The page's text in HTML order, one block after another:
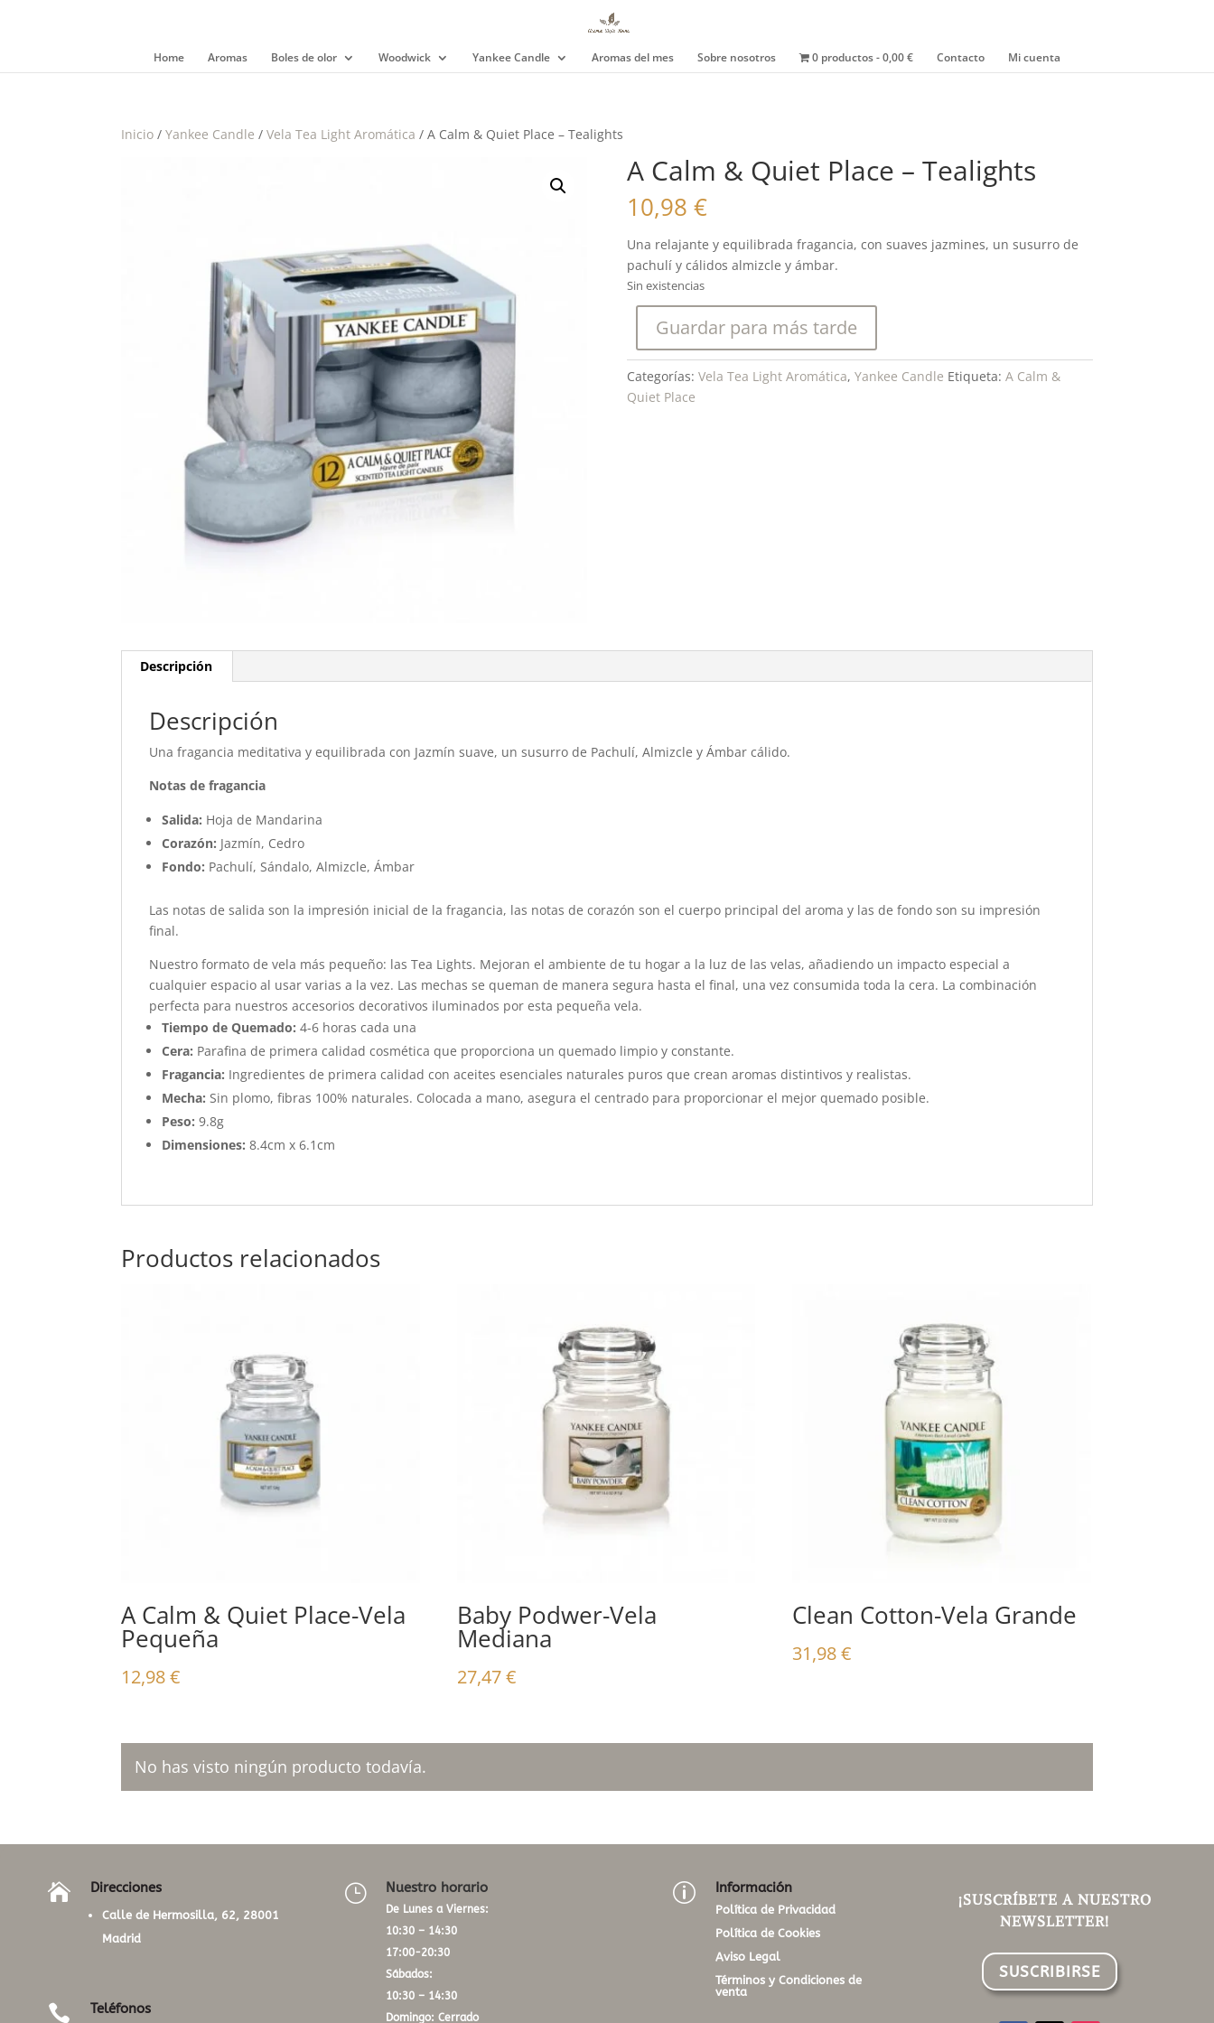
Home Aromas Boles de olor Woodwick Yankee Candle Aromas del mes Sobre nosotros 0 productos 0,00 € Contacto Mi cuenta
Inicio /Yankee Candle /Vela Tea Light Aromática / A Calm & Quiet Place – Tealights
A Calm & Quiet Place – Tealights
10,98 €
Una relajante y equilibrada fragancia, con suaves jazmines, un susurro de
pachulí y cálidos almizcle y ámbar.
Sin existencias
Guardar para más tarde
Categorías: Vela Tea Light Aromática, Yankee Candle Etiqueta: A Calm &
Quiet Place
Descripción
Descripción
Una fragancia meditativa y equilibrada con Jazmín suave, un susurro de Pachulí, Almizcle y Ámbar cálido.
Notas de fragancia
Salida: Hoja de Mandarina
Corazón: Jazmín, Cedro
Fondo: Pachulí, Sándalo, Almizcle, Ámbar
Las notas de salida son la impresión inicial de la fragancia, las notas de corazón son el cuerpo principal del aroma y las de fondo son su impresión
final.
Nuestro formato de vela más pequeño: las Tea Lights. Mejoran el ambiente de tu hogar a la luz de las velas, añadiendo un impacto especial a
cualquier espacio al usar varias a la vez. Las mechas se queman de manera segura hasta el final, una vez consumida toda la cera. La combinación
perfecta para nuestros accesorios decorativos iluminados por esta pequeña vela.
Tiempo de Quemado: 4-6 horas cada una
Cera: Parafina de primera calidad cosmética que proporciona un quemado limpio y constante.
Fragancia: Ingredientes de primera calidad con aceites esenciales naturales puros que crean aromas distintivos y realistas.
Mecha:Sin plomo, fibras 100% naturales. Colocada a mano, asegura el centrado para proporcionar el mejor quemado posible.
Peso:9.8g
Dimensiones: 8.4cm x 6.1cm
Productos relacionados
A Calm & Quiet Place-Vela
Pequeña
12,98€
Baby Podwer-Vela
Mediana
27,47€
Clean Cotton-Vela Grande
31,98€
No has visto ningún producto todavía.
 Direcciones
Calle de Hermosilla, 62, 28001
Madrid
 Teléfonos
} Nuestro horario
De Lunes a Viernes:
10:30 – 14:30
17:00-20:30
Sábados:
10:30 – 14:30
Domingo: Cerrado
p Información
Política de Privacidad
Política de Cookies
Aviso Legal
Términos y Condiciones de
venta
¡SUSCRÍBETE A NUESTRO
NEWSLETTER!
SUSCRIBIRSE